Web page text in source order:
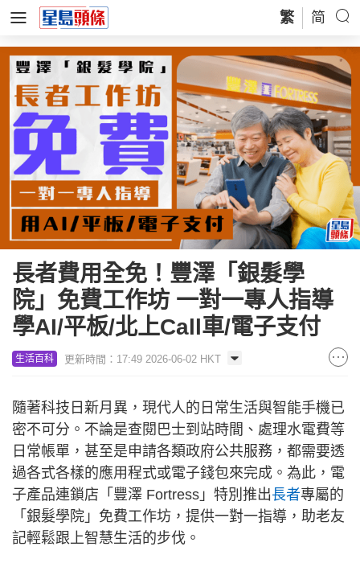
繁 简
長者費用全免！豐澤「銀髮學
院」免費工作坊 一對一專人指導
學AI/平板/北上Call車/電子支付
生活百科 更新時間：17:49 2026-06-02 HKT
隨著科技日新月異，現代人的日常生活與智能手機已
密不可分。不論是查閱巴士到站時間、處理水電費等
日常帳單，甚至是申請各類政府公共服務，都需要透
過各式各樣的應用程式或電子錢包來完成。為此，電
子產品連鎖店「豐澤 Fortress」特別推出長者專屬的
「銀髮學院」免費工作坊，提供一對一指導，助老友
記輕鬆跟上智慧生活的步伐。